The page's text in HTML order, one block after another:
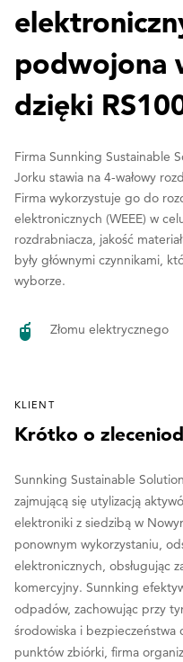
podwojona
dzięki
Firma Sunnking Sustainable
Jorku stawia na 4-wałowy
Firma wykorzystuje go do
elektronicznych (WEEE) w
rozdrabniacza, jakość
były głównymi czynnikami,
wyborze.
Złomu elektrycznego
KLIENT
Krótko o
Sunnking Sustainable
zajmującą się utylizacją
elektroniki z siedzibą w
ponownym wykorzystaniu,
elektronicznych, obsługując
komercyjny. Sunnking
odpadów, zachowując przy
środowiska i bezpieczeństwa
punktów zbiórki, firma